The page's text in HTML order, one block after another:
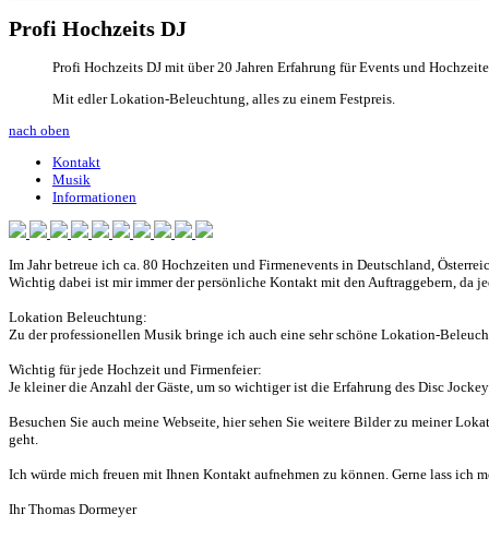
Profi Hochzeits DJ
Profi Hochzeits DJ mit über 20 Jahren Erfahrung für Events und
Mit edler Lokation-Beleuchtung, alles zu einem Festpreis.
nach oben
Kontakt
Musik
Informationen
Im Jahr betreue ich ca. 80 Hochzeiten und Firmenevents in Deutschland,
Wichtig dabei ist mir immer der persönliche Kontakt mit den Auftraggebern, da
Lokation Beleuchtung:
Zu der professionellen Musik bringe ich auch eine sehr schöne Lokation-
Wichtig für jede Hochzeit und Firmenfeier:
Je kleiner die Anzahl der Gäste, um so wichtiger ist die Erfahrung des Disc
Besuchen Sie auch meine Webseite, hier sehen Sie weitere Bilder zu meiner
geht.
Ich würde mich freuen mit Ihnen Kontakt aufnehmen zu können. Gerne lass ich
Ihr Thomas Dormeyer